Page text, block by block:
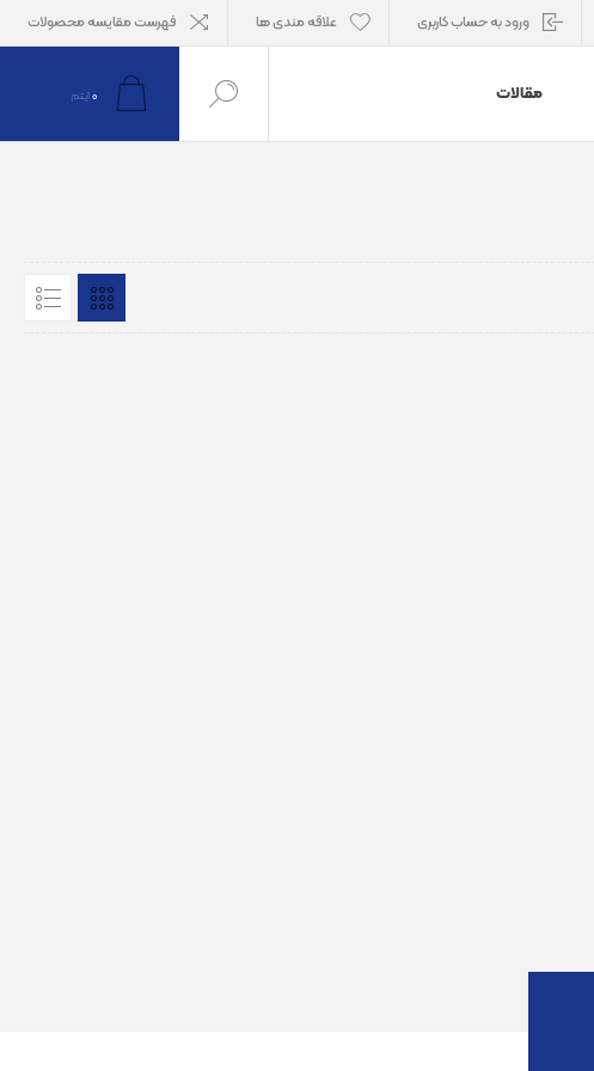
ورود به حساب کاربری علاقه مندی ها فهرست مقایسه محصولات
مقالات 0آیتم